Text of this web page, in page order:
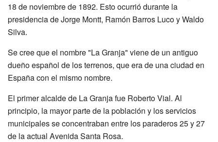
18 de noviembre de 1892. Esto ocurrió durante la
presidencia de Jorge Montt, Ramón Barros Luco y Waldo
Silva.
Se cree que el nombre "La Granja" viene de un antiguo
dueño español de los terrenos, que era de una ciudad en
España con el mismo nombre.
El primer alcalde de La Granja fue Roberto Vial. Al
principio, la mayor parte de la población y los servicios
municipales se concentraban entre los paraderos 25 y 27
de la actual Avenida Santa Rosa.